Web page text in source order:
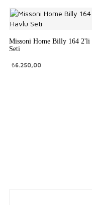
Missoni Home Billy 164 2'li
Seti
₺6.250,00